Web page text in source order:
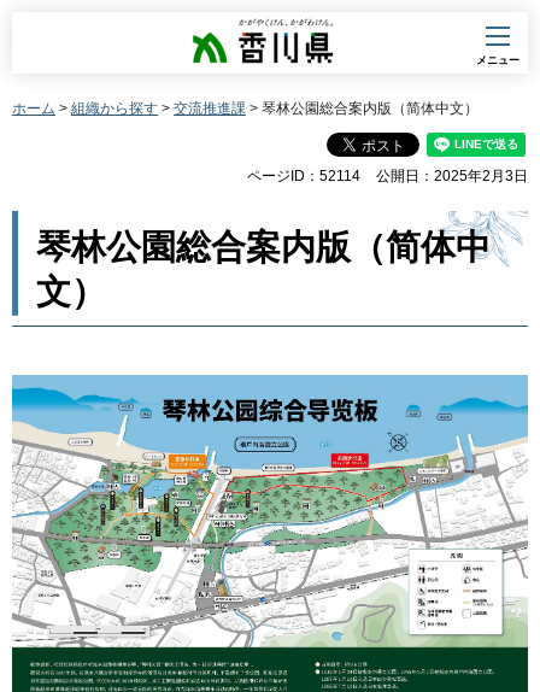
香川県
メニュー
ホーム > 組織から探す > 交流推進課 > 琴林公園総合案内版（简体中文）
ページID：52114 公開日：2025年2月3日
琴林公園総合案内版（简体中
文）